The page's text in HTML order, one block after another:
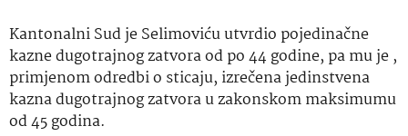
Kantonalni Sud je Selimoviću utvrdio pojedinačne
kazne dugotrajnog zatvora od po 44 godine, pa mu je ,
primjenom odredbi o sticaju, izrečena jedinstvena
kazna dugotrajnog zatvora u zakonskom maksimumu
od 45 godina.